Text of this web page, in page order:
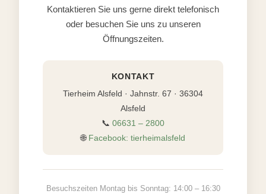
Kontaktieren Sie uns gerne direkt telefonisch
oder besuchen Sie uns zu unseren
Öffnungszeiten.
KONTAKT
Tierheim Alsfeld · Jahnstr. 67 · 36304
Alsfeld
📞 06631 – 2800
🌐 Facebook: tierheimalsfeld
Besuchszeiten Montag bis Sonntag: 14:00 – 16:30